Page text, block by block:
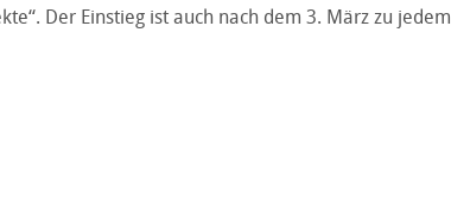
Der Einstieg ist auch nach dem 3. März zu jedem